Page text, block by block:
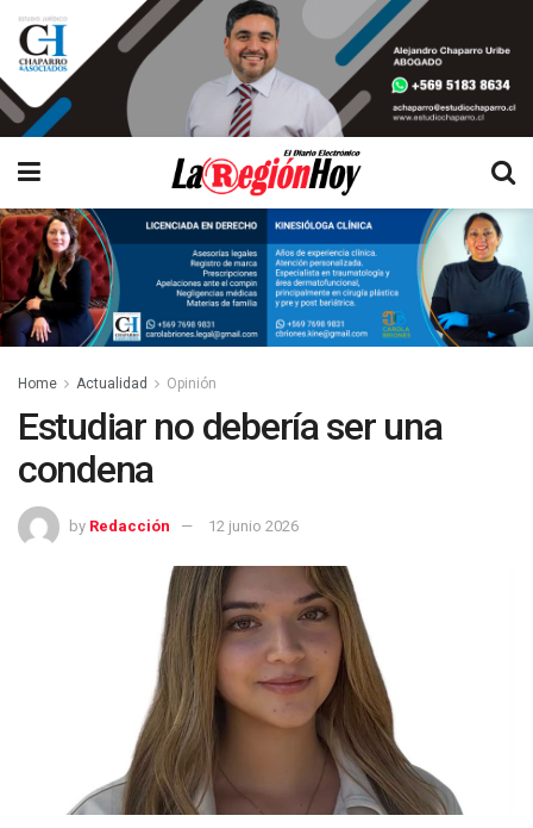
Home Actualidad Opinión
Estudiar no debería ser una
condena
by Redacción 12 junio 2026